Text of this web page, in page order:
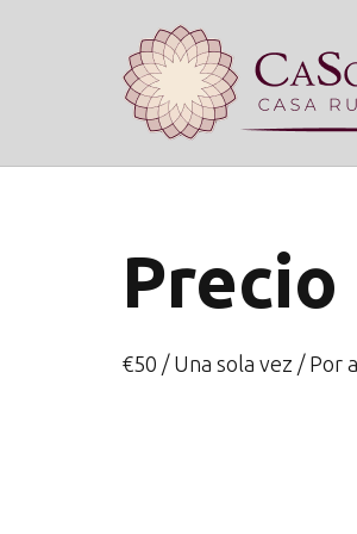
Precio
€50 / Una sola vez / Por